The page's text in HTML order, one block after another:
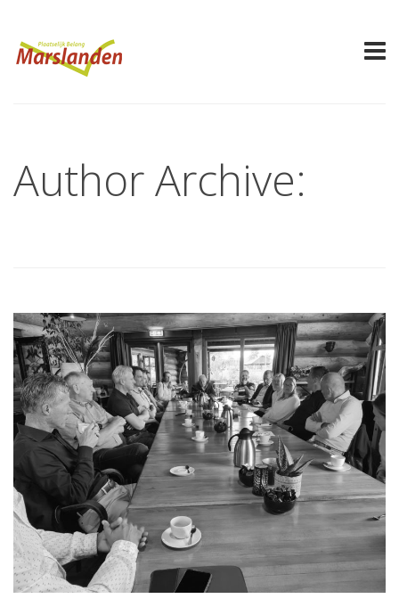
Author Archive: